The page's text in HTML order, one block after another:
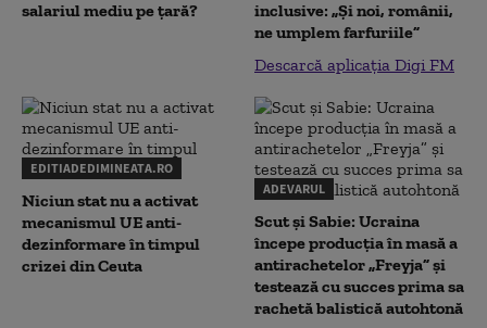
salariul mediu pe țară?
inclusive: „Și noi, românii,
ne umplem farfuriile”
Descarcă aplicația Digi FM
EDITIADEDIMINEATA.RO
Niciun stat nu a activat
mecanismul UE anti-
dezinformare în timpul
crizei din Ceuta
ADEVARUL
Scut și Sabie: Ucraina
începe producția în masă a
antirachetelor „Freyja” și
testează cu succes prima sa
rachetă balistică autohtonă